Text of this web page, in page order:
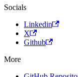
Socials
Linkedin
X
Github
More